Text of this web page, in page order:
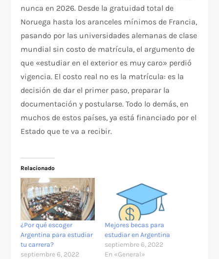
nunca en 2026. Desde la gratuidad total de
Noruega hasta los aranceles mínimos de Francia,
pasando por las universidades alemanas de clase
mundial sin costo de matrícula, el argumento de
que «estudiar en el exterior es muy caro» perdió
vigencia. El costo real no es la matrícula: es la
decisión de dar el primer paso, preparar la
documentación y postularse. Todo lo demás, en
muchos de estos países, ya está financiado por el
Estado que te va a recibir.
Relacionado
¿Por qué escoger
Argentina para estudiar
tu carrera?
septiembre 6, 2022
Mejores becas para
estudiar en Argentina
septiembre 6, 2022
En «General»